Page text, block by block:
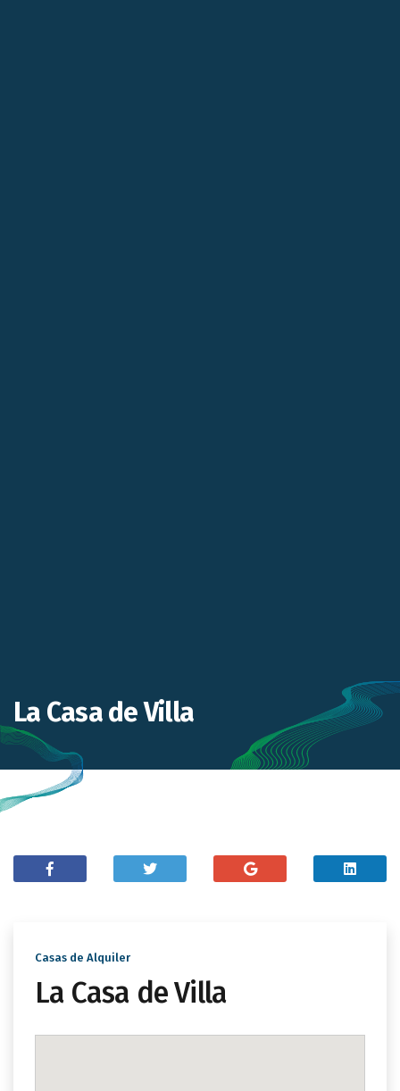
La Casa de Villa
Casas de Alquiler
La Casa de Villa